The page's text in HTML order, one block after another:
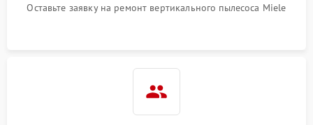
Оставьте заявку на ремонт вертикального пылесоса Miele